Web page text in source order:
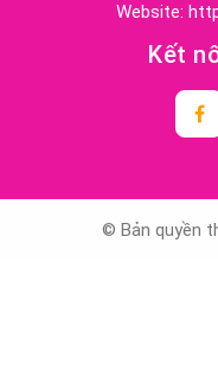
Website:
Kết
© Bản quyền